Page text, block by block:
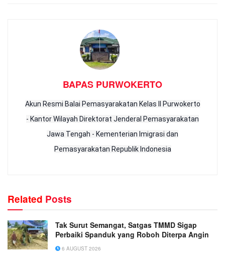
BAPAS PURWOKERTO
Akun Resmi Balai Pemasyarakatan Kelas II Purwokerto
- Kantor Wilayah Direktorat Jenderal Pemasyarakatan
Jawa Tengah - Kementerian Imigrasi dan
Pemasyarakatan Republik Indonesia
Related Posts
Tak Surut Semangat, Satgas TMMD Sigap
Perbaiki Spanduk yang Roboh Diterpa Angin
6 AUGUST 2026